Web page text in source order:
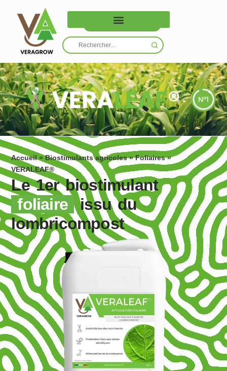
Nous contacter
Accueil »Biostimulants agricoles»Foliaires»
VERALEAF®
Le 1er biostimulant
foliaire issu du
lombricompost